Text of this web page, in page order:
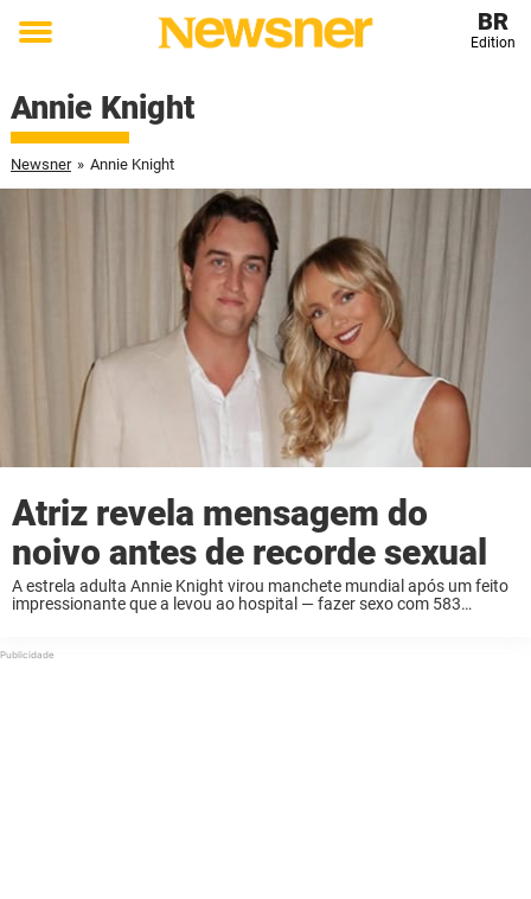
Toggle
BR
Edition
Annie Knight
Newsner » Annie Knight
Atriz revela mensagem do
noivo antes de recorde sexual
A estrela adulta Annie Knight virou manchete mundial após um feito
impressionante que a levou ao hospital — fazer sexo com 583